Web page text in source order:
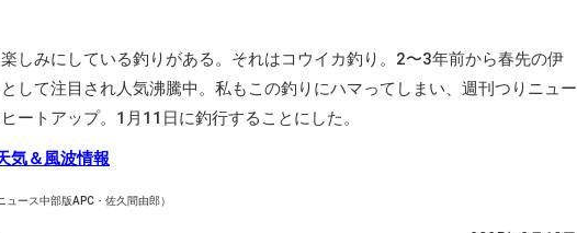
しみにしている釣りがある。それはコウイカ釣り。2〜3年前から春先の伊
して注目され人気沸騰中。私もこの釣りにハマってしまい、週刊つりニュー
ートアップ。1月11日に釣行することにした。
気＆風波情報
ュース中部版APC・佐久間由郎）